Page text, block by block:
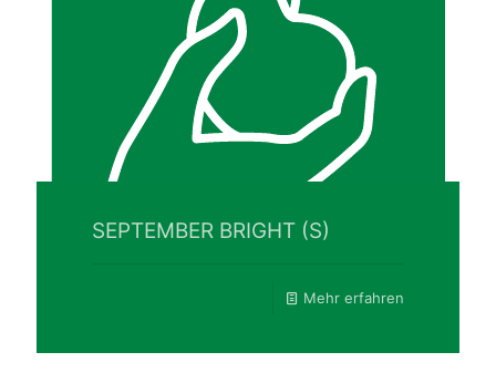
SEPTEMBER BRIGHT (S)
Mehr erfahren